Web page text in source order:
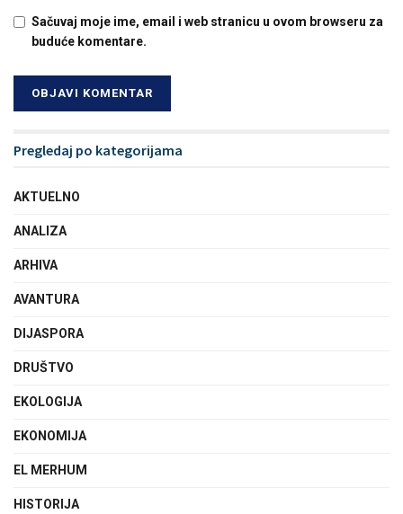
Sačuvaj moje ime, email i web stranicu u ovom browseru za
buduće komentare.
Pregledaj po kategorijama
AKTUELNO
ANALIZA
ARHIVA
AVANTURA
DIJASPORA
DRUŠTVO
EKOLOGIJA
EKONOMIJA
EL MERHUM
HISTORIJA